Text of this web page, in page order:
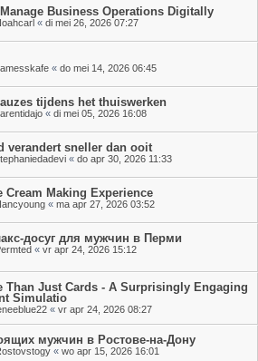
Business Operations Digitally
« di mei 26, 2026 07:27
« do mei 14, 2026 06:45
tijdens het thuiswerken
« di mei 05, 2026 16:08
verandert sneller dan ooit
« do apr 30, 2026 11:33
Cream Making Experience
« ma apr 27, 2026 03:52
досуг для мужчин в Перми
« vr apr 24, 2026 15:12
Than Just Cards - A Surprisingly Engaging
Simulatio
« vr apr 24, 2026 08:27
мужчин в Ростове-на-Дону
« wo apr 15, 2026 16:01